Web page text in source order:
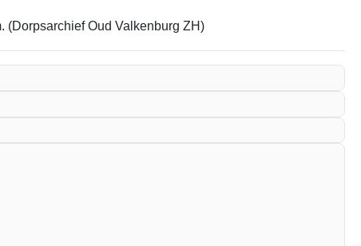
(Dorpsarchief Oud Valkenburg ZH)